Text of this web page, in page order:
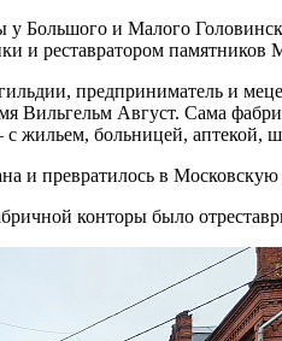
Большого и Малого
и реставратором памятников
предприниматель и
Вильгельм Август. Сама
больницей, аптекой,
и превратилось в
конторы было